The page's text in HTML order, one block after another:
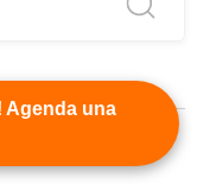
Agenda una